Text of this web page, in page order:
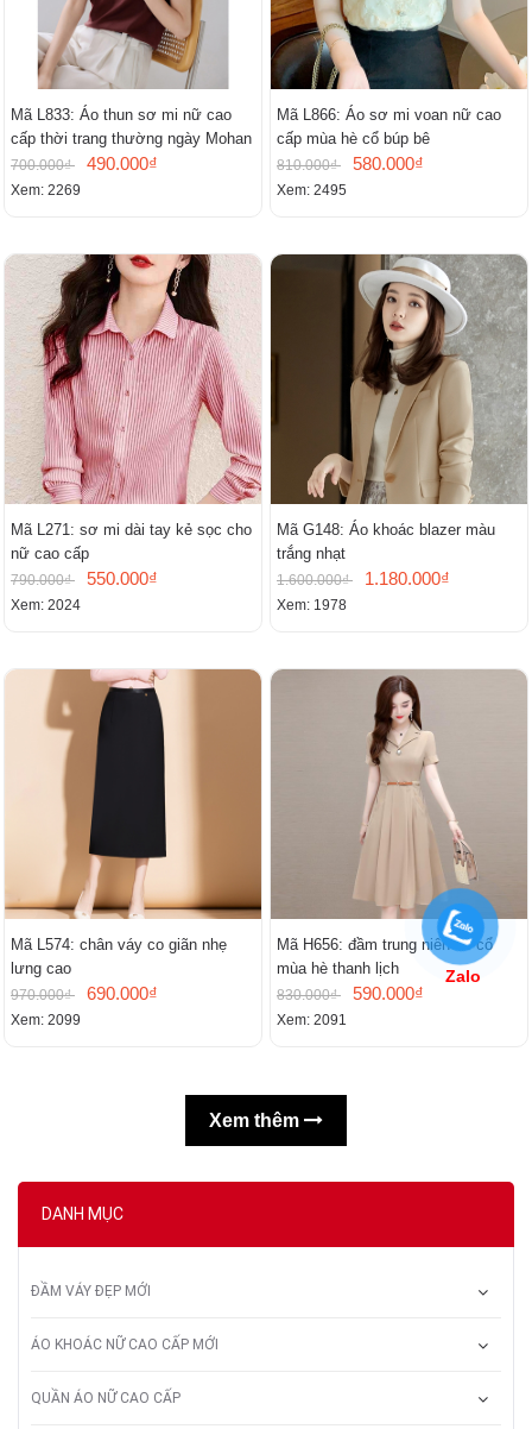
DANH MỤC
ĐẦM VÁY ĐẸP MỚI
ÁO KHOÁC NỮ CAO CẤP MỚI
QUẦN ÁO NỮ CAO CẤP
Mã L833: Áo thun sơ mi nữ cao
cấp thời trang thường ngày Mohan
700.000₫ 490.000₫
Xem: 2269
Mã L866: Áo sơ mi voan nữ cao
cấp mùa hè cổ búp bê
810.000₫ 580.000₫
Xem: 2495
Mã L271: sơ mi dài tay kẻ sọc cho
nữ cao cấp
790.000₫ 550.000₫
Xem: 2024
Mã G148: Áo khoác blazer màu
trắng nhạt
1.600.000₫ 1.180.000₫
Xem: 1978
Mã L574: chân váy co giãn nhẹ
lưng cao
970.000₫ 690.000₫
Xem: 2099
Mã H656: đầm trung niên có cổ
mùa hè thanh lịch
830.000₫ 590.000₫
Xem: 2091
Xem thêm
Zalo